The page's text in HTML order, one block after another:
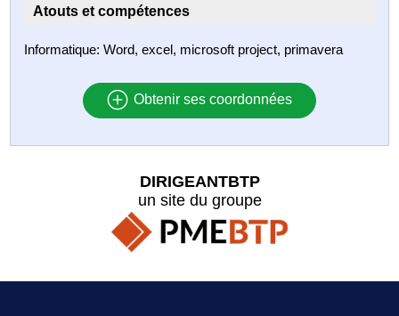
Atouts et compétences
Informatique: Word, excel, microsoft project, primavera
Obtenir ses coordonnées
DIRIGEANTBTP
un site du groupe